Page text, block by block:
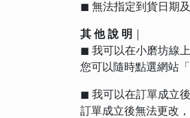
◼︎ 無法指定到貨日期
其 他 說 明
◼︎ 我可以在小磨坊線
您可以隨時點選網站
◼︎ 我可以在訂單成立
訂單成立後無法更改